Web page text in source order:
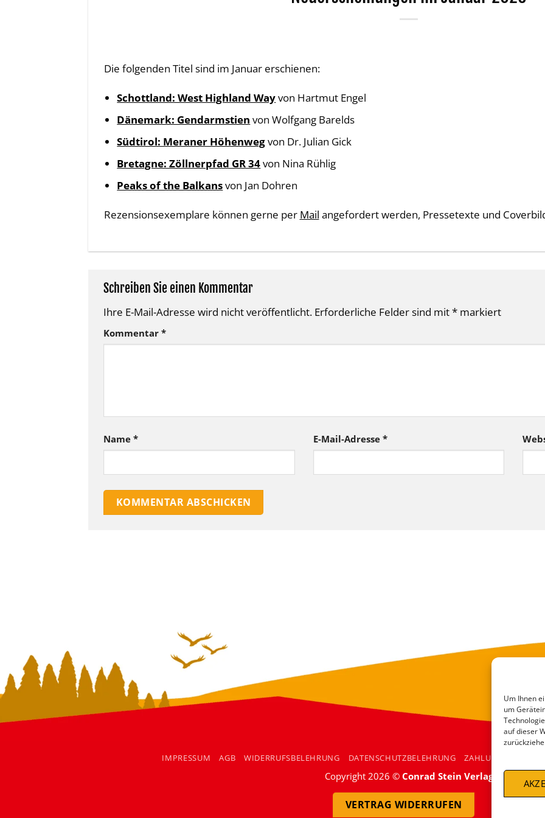
Um Ihnen
um
auf dieser
Die folgenden Titel sind im Januar erschienen:
Schottland: West Highland Wayvon Hartmut Engel
Dänemark: Gendarmstien von Wolfgang Barelds
Südtirol: Meraner Höhenwegvon Dr. Julian Gick
Bretagne: Zöllnerpfad GR 34von Nina Rühlig
Peaks of the Balkansvon Jan Dohren
Rezensionsexemplare können gerne per Mail angefordert werden, Pressetexte und
Schreiben Sie einen Kommentar
Ihre E-Mail-Adresse wird nicht veröffentlicht. Erforderliche Felder sind mit* markiert
Kommentar*
Name* E-Mail-Adresse *
Alternative:
IMPRESSUM AGB WIDERRUFSBELEHRUNG DATENSCHUTZBELEHRUNG ZAHLUNGSARTEN
Copyright 2026 © Conrad Stein Verlag
VERTRAG WIDERRUFEN